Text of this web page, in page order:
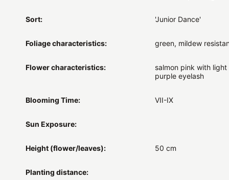
Sort: 'Junior Dance'
Foliage characteristics: green, mildew
Flower characteristics:
salmon pink with
purple eyelash
Blooming Time: VII-IX
Sun Exposure:
Height (flower/leaves): 50 cm
Planting distance: